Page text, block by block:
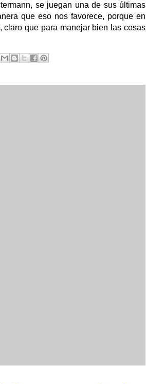
se juegan una de sus últimas
que eso nos favorece, porque en
claro que para manejar bien las cosas